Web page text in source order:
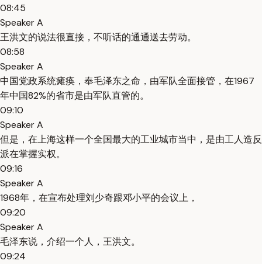
08:45
Speaker A
王洪文的说法很直接，不听话的通通送去劳动。
08:58
Speaker A
中国党政系统瘫痪，奉毛泽东之命，由军队全面接管，在1967
年中国82%的省市是由军队直管的。
09:10
Speaker A
但是，在上海这样一个全国最大的工业城市当中，是由工人造反
派在掌握实权。
09:16
Speaker A
1968年，在宣布处理刘少奇跟邓小平的会议上，
09:20
Speaker A
毛泽东说，介绍一个人，王洪文。
09:24